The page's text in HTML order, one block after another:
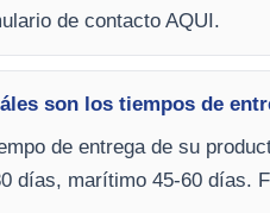
de contacto AQUI.
son los tiempos de
de entrega de su
días, marítimo 45-60 días.